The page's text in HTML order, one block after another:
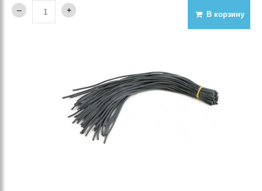
В корзину